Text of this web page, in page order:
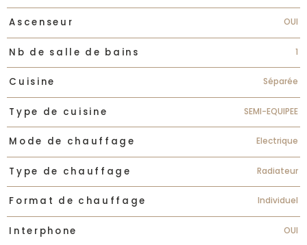
Ascenseur OUI
Nb de salle de bains 1
Cuisine Séparée
Type de cuisine SEMI-EQUIPEE
Mode de chauffage Electrique
Type de chauffage Radiateur
Format de chauffage Individuel
Interphone OUI